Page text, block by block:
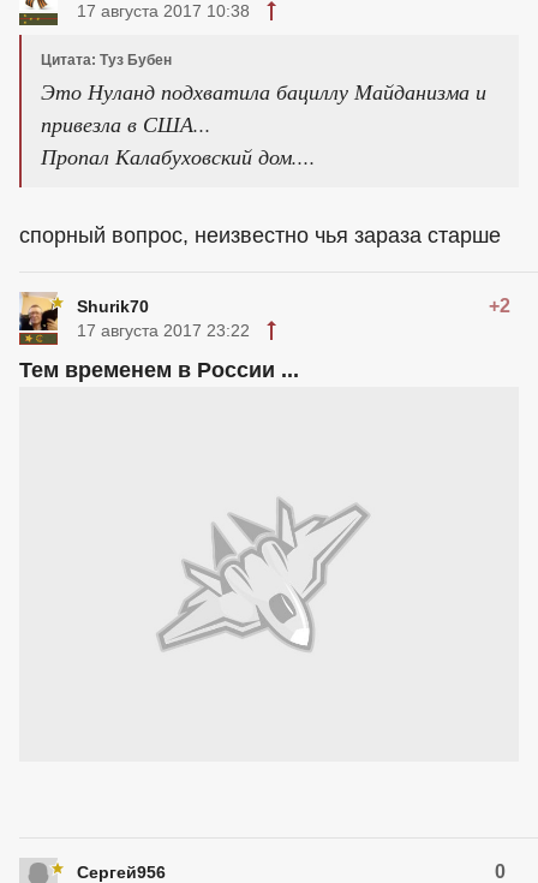
17 августа 2017 10:38
Цитата: Туз Бубен
Это Нуланд подхватила бациллу Майданизма и
привезла в США...
Пропал Калабуховский дом....
спорный вопрос, неизвестно чья зараза старше
Shurik70 +2
17 августа 2017 23:22
Тем временем в России ...
Сергей956 0